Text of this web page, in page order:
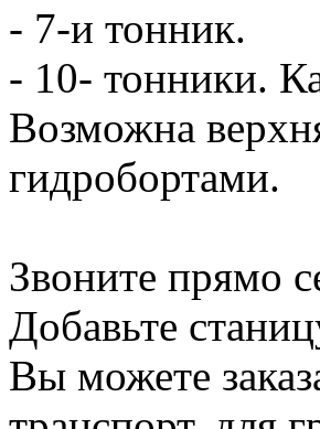
- 7-и тонник.
- 10- тонники.
Возможна
гидробортами.
Звоните прямо
Добавьте
Вы можете